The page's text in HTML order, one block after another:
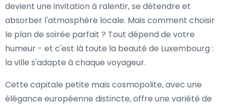
devient une invitation à ralentir, se détendre et
absorber l'atmosphère locale. Mais comment choisir
le plan de soirée parfait ? Tout dépend de votre
humeur - et c'est là toute la beauté de Luxembourg :
la ville s'adapte à chaque voyageur.
Cette capitale petite mais cosmopolite, avec une
élégance européenne distincte, offre une variété de